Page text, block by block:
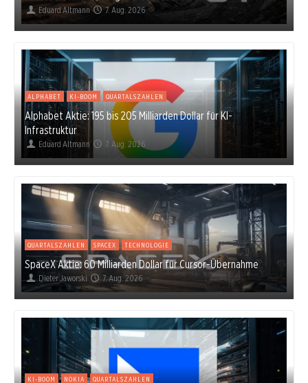
Eduard Altmann 7. Aug. 2026
ALPHABET KI-BOOM QUARTALSZAHLEN
Alphabet Aktie: 195 bis 205 Milliarden Dollar für KI-
Infrastruktur
Eduard Altmann 7. Aug. 2026
QUARTALSZAHLEN SPACEX TECHNOLOGIE
SpaceX Aktie: 60 Milliarden Dollar für Cursor-Übernahme
Dieter Jaworski 7. Aug. 2026
KI-BOOM NOKIA QUARTALSZAHLEN